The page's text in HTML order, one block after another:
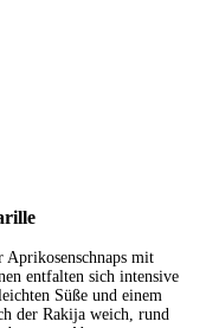
Aprikosenschnaps mit
entfalten sich intensive
Süße und einem
der Rakija weich, rund